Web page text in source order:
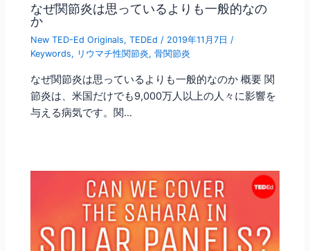
なぜ関節炎は思っているよりも一般的なの
か
New TED-Ed Originals,TEDEd / 2019年11月7日/
Keywords, リウマチ性関節炎,骨関節炎
なぜ関節炎は思っているよりも一般的なのか 概要 関
節炎は、米国だけでも9,000万人以上の人々に影響を
与える病気です。関…